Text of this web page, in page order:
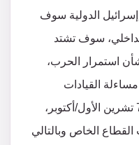
الدولية سوف
سوف تشتد
استمرار الحرب،
القيادات
السياسية والعسكرية عن أحداث 7 تشرين الأول/أكتوبر،
الخاص وبالتالي